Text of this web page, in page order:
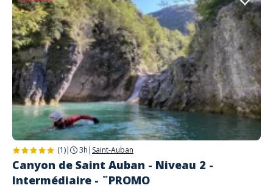
(1)| 3h | Saint-Auban
Canyon de Saint Auban - Niveau 2 -
Intermédiaire - ¨PROMO